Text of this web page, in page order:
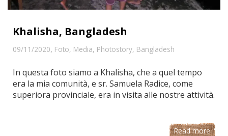
Khalisha, Bangladesh
09/11/2020, Foto, Media, Photostory, Bangladesh
In questa foto siamo a Khalisha, che a quel tempo
era la mia comunità, e sr. Samuela Radice, come
superiora provinciale, era in visita alle nostre attività.
Read more